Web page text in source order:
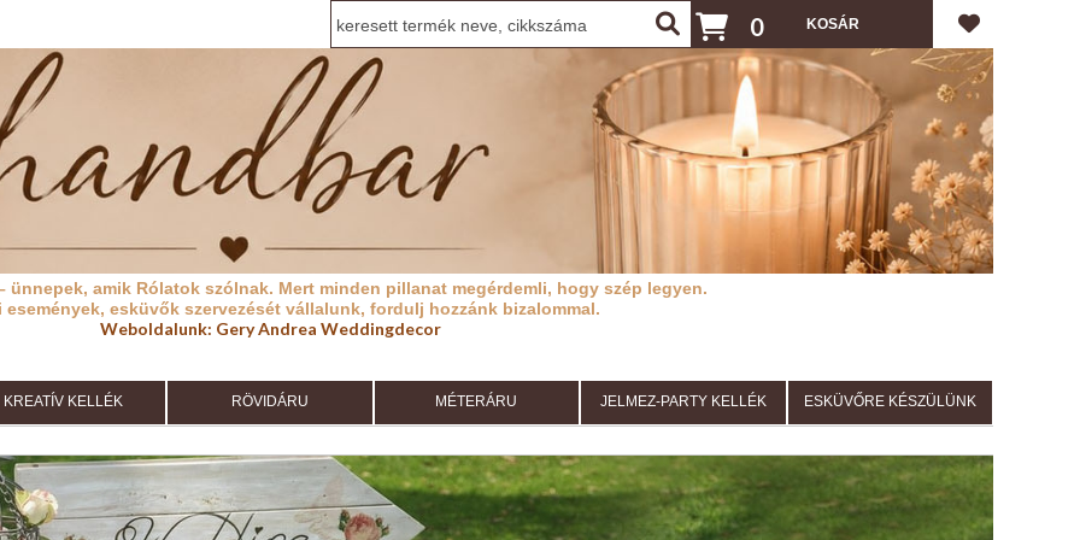
0
ünnepek, amik Rólatok szólnak. Mert minden pillanat megérdemli, hogy szép legyen.
események, esküvők szervezését vállalunk, fordulj hozzánk bizalommal.
Weboldalunk: Gery Andrea Weddingdecor
KREATÍV KELLÉK RÖVIDÁRU MÉTERÁRU JELMEZ-PARTY KELLÉK ESKÜVŐRE KÉSZÜLÜNK